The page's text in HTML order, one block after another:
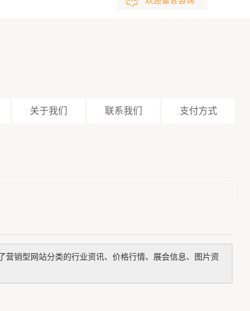
关于我们 联系我们 支付方式
营销型网站分类的行业资讯、价格行情、展会信息、图片资